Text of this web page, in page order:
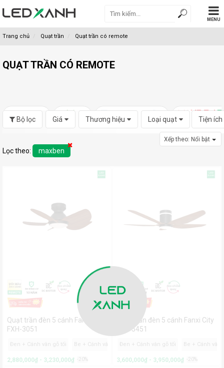
MENU
Trang chủ Quạt trần Quạt trần có remote
QUẠT TRẦN CÓ REMOTE
Bộ lọc Giá Thương hiệu
Xếp theo: Nổi bật
Loại quạt Tiện ích
Lọc theo: maxben
Quạt trần đèn 5 cánh Fanxi City
FXH-3051
Đen + Cánh vân gỗ tối Be + Cánh vân gỗ sáng Trắng
2,880,000₫ - 3,230,000₫
Quạt trần đèn 5 cánh Fanxi City
FXH-5451
Đen + Cánh vân gỗ tối Be + Cánh vân
3,600,000₫ - 3,950,000₫